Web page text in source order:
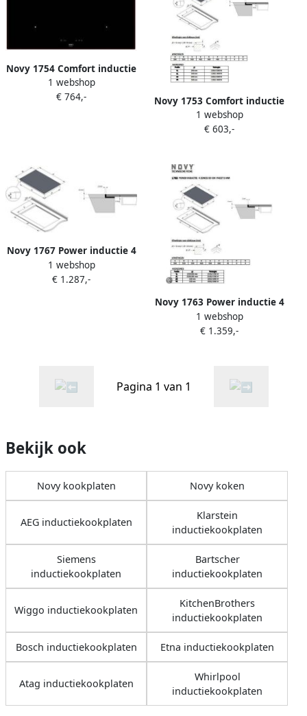
Novy 1754 Comfort inductie
4 zones 78 cm facet 5mm |
Inductiekookplaten |
1 webshop
€ 764,-
Novy 1753 Comfort inductie
4 zones 59 cm facet 5mm |
Inductiekookplaten |
1 webshop
€ 603,-
Novy 1767 Power inductie 4
zones 100 cm facet 5mm
met InTouc |
1 webshop
€ 1.287,-
Novy 1763 Power inductie 4
zones 59 cm facet 5 mm |
Inductiekookplaten |
1 webshop
€ 1.359,-
Pagina 1 van 1
Bekijk ook
Novy kookplaten Novy koken
AEG inductiekookplaten
Klarstein
inductiekookplaten
Siemens
inductiekookplaten
Bartscher
inductiekookplaten
Wiggo inductiekookplaten
KitchenBrothers
inductiekookplaten
Bosch inductiekookplaten Etna inductiekookplaten
Atag inductiekookplaten
Whirlpool
inductiekookplaten